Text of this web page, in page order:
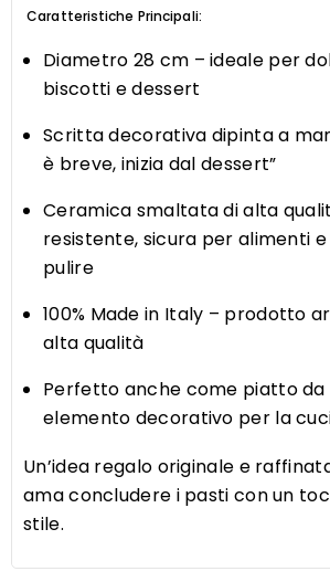
Caratteristiche Principali:
Diametro 28 cm – ideale per
biscotti e dessert
Scritta decorativa dipinta a
è breve, inizia dal dessert”
Ceramica smaltata di alta
resistente, sicura per alimenti
pulire
100% Made in Italy – prodotto
alta qualità
Perfetto anche come piatto
elemento decorativo per la
Un’idea regalo originale e
ama concludere i pasti con un
stile.